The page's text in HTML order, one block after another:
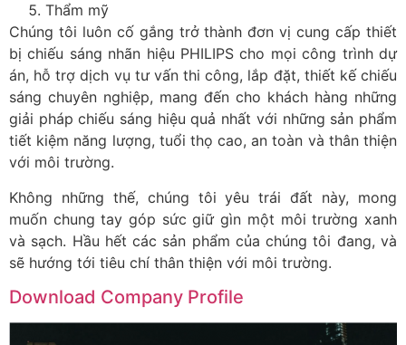
Thẩm mỹ
Chúng tôi luôn cố gắng trở thành đơn vị cung cấp thiết
bị chiếu sáng nhãn hiệu PHILIPS cho mọi công trình dự
án, hỗ trợ dịch vụ tư vấn thi công, lắp đặt, thiết kế chiếu
sáng chuyên nghiệp, mang đến cho khách hàng những
giải pháp chiếu sáng hiệu quả nhất với những sản phẩm
tiết kiệm năng lượng, tuổi thọ cao, an toàn và thân thiện
với môi trường.
Không những thế, chúng tôi yêu trái đất này, mong
muốn chung tay góp sức giữ gìn một môi trường xanh
và sạch. Hầu hết các sản phẩm của chúng tôi đang, và
sẽ hướng tới tiêu chí thân thiện với môi trường.
Download Company Profile